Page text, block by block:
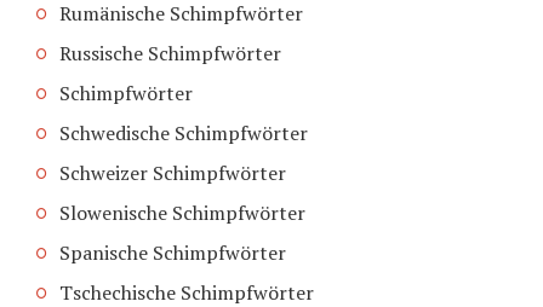
Rumänische Schimpfwörter
Russische Schimpfwörter
Schimpfwörter
Schwedische Schimpfwörter
Schweizer Schimpfwörter
Slowenische Schimpfwörter
Spanische Schimpfwörter
Tschechische Schimpfwörter